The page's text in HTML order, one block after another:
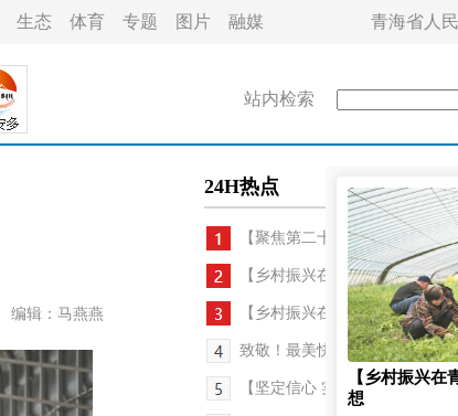
生态 体育 专题 图片 融媒 青海省人
站内检索
编辑：马燕燕
24H热点
【聚焦第二十四届环大美青海
【乡村振兴在青海】温棚托起“
【乡村振兴在青海】乡村有“礼
致敬！最美快递员、网约配送
【坚定信心 实干争先 深入学
【乡村振兴在
想